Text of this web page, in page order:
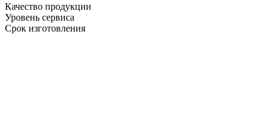
Качество продукции
Уровень сервиса
Срок изготовления